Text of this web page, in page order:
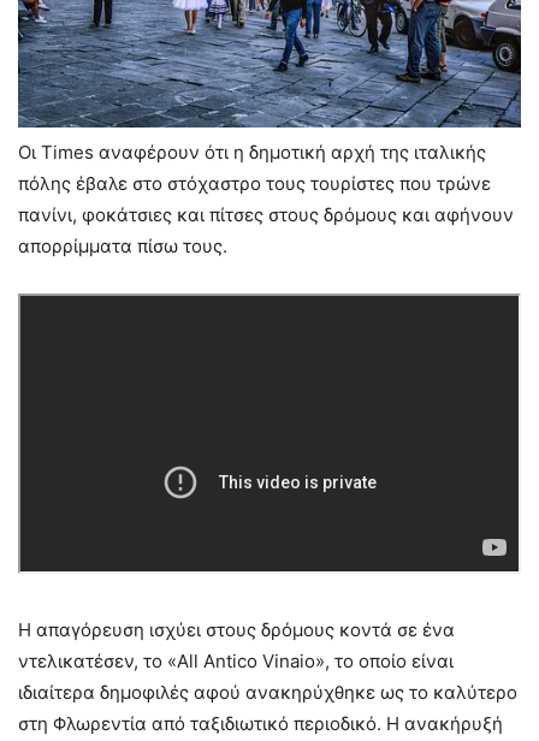
Οι Times αναφέρουν ότι η δημοτική αρχή της ιταλικής
πόλης έβαλε στο στόχαστρο τους τουρίστες που τρώνε
πανίνι, φοκάτσιες και πίτσες στους δρόμους και αφήνουν
απορρίμματα πίσω τους.
Η απαγόρευση ισχύει στους δρόμους κοντά σε ένα
ντελικατέσεν, το «All Antico Vinaio», το οποίο είναι
ιδιαίτερα δημοφιλές αφού ανακηρύχθηκε ως το καλύτερο
στη Φλωρεντία από ταξιδιωτικό περιοδικό. Η ανακήρυξή